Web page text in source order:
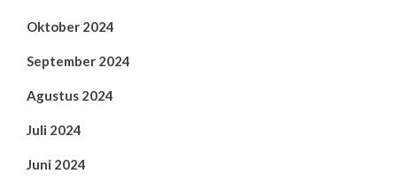
Oktober 2024
September 2024
Agustus 2024
Juli 2024
Juni 2024